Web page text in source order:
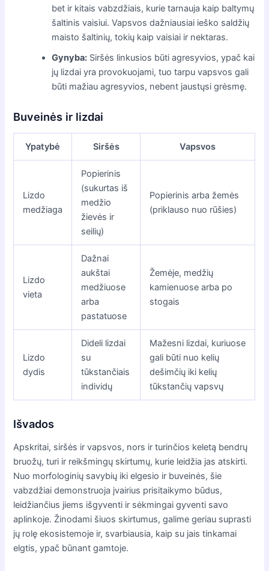
bet ir kitais vabzdžiais, kurie tarnauja kaip baltymų
šaltinis vaisiui. Vapsvos dažniausiai ieško saldžių
maisto šaltinių, tokių kaip vaisiai ir nektaras.
Gynyba: Siršės linkusios būti agresyvios, ypač kai
jų lizdai yra provokuojami, tuo tarpu vapsvos gali
būti mažiau agresyvios, nebent jaustųsi grėsmę.
Buveinės ir lizdai
Ypatybė Siršės Vapsvos
Lizdo
medžiaga
Popierinis
(sukurtas iš
medžio
žievės ir
seilių)
Popierinis arba žemės
(priklauso nuo rūšies)
Lizdo
vieta
Dažnai
aukštai
medžiuose
arba
pastatuose
Žemėje, medžių
kamienuose arba po
stogais
Lizdo
dydis
Dideli lizdai
su
tūkstančiais
individų
Mažesni lizdai, kuriuose
gali būti nuo kelių
dešimčių iki kelių
tūkstančių vapsvų
Išvados
Apskritai, siršės ir vapsvos, nors ir turinčios keletą bendrų
bruožų, turi ir reikšmingų skirtumų, kurie leidžia jas atskirti.
Nuo morfologinių savybių iki elgesio ir buveinės, šie
vabzdžiai demonstruoja įvairius prisitaikymo būdus,
leidžiančius jiems išgyventi ir sėkmingai gyventi savo
aplinkoje. Žinodami šiuos skirtumus, galime geriau suprasti
jų rolę ekosistemoje ir, svarbiausia, kaip su jais tinkamai
elgtis, ypač būnant gamtoje.